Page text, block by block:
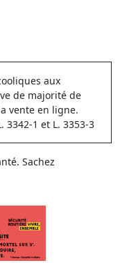
aux
de majorité de
vente en ligne.
3342-1 et L. 3353-3
Sachez